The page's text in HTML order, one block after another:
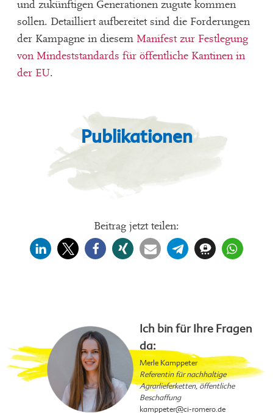
und zukünftigen Generationen zugute kommen
sollen. Detailliert aufbereitet sind die Forderungen
der Kampagne in diesem Manifest zur Festlegung
von Mindeststandards für öffentliche Kantinen in
der EU.
Publikationen
Beitrag jetzt teilen:
Ich bin für Ihre Fragen
da:
Merle Kamppeter
Referentin für nachhaltige
Agrarlieferketten, öffentliche
Beschaffung
kamppeter@ci-romero.de